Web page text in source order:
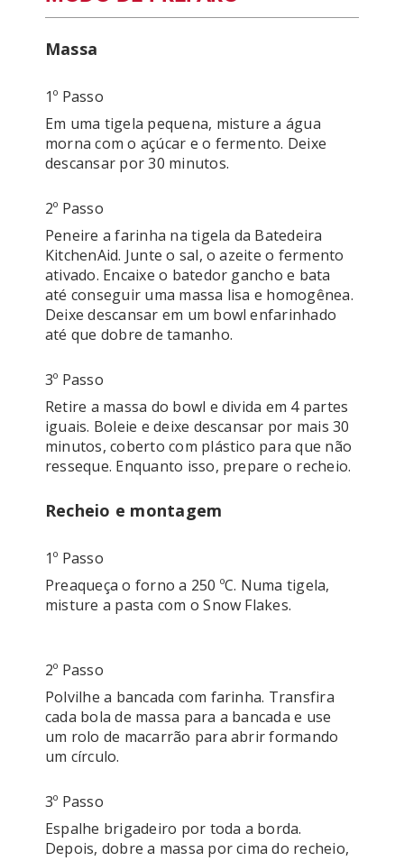
Massa
1º Passo
Em uma tigela pequena, misture a água
morna com o açúcar e o fermento. Deixe
descansar por 30 minutos.
2º Passo
Peneire a farinha na tigela da Batedeira
KitchenAid. Junte o sal, o azeite o fermento
ativado. Encaixe o batedor gancho e bata
até conseguir uma massa lisa e homogênea.
Deixe descansar em um bowl enfarinhado
até que dobre de tamanho.
3º Passo
Retire a massa do bowl e divida em 4 partes
iguais. Boleie e deixe descansar por mais 30
minutos, coberto com plástico para que não
resseque. Enquanto isso, prepare o recheio.
Recheio e montagem
1º Passo
Preaqueça o forno a 250 ºC. Numa tigela,
misture a pasta com o Snow Flakes.
2º Passo
Polvilhe a bancada com farinha. Transfira
cada bola de massa para a bancada e use
um rolo de macarrão para abrir formando
um círculo.
3º Passo
Espalhe brigadeiro por toda a borda.
Depois, dobre a massa por cima do recheio,